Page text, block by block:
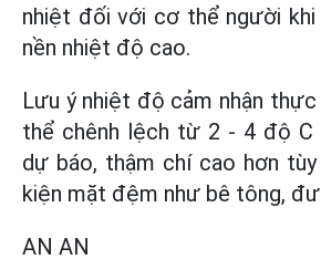
nhiệt đối với cơ thể người
nền nhiệt độ cao.
Lưu ý nhiệt độ cảm nhận
thể chênh lệch từ 2 - 4 độ
dự báo, thậm chí cao hơn
kiện mặt đệm như bê tông,
AN AN